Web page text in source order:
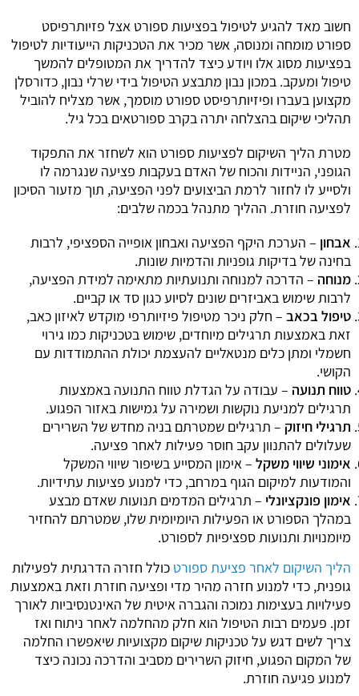
חשוב מאד להגיע לטיפול בפציעות ספורט אצל פזיותרפיסט
ספורט מומחה ומנוסה, אשר מכיר את הטכניקות הייעודיות לטיפול
בפציעות מסוג אלו ויודע כיצד להדריך את המטופלים להמשך
טיפול ומעקב. במכון נבון מתבצע הטיפול בידי שרלי נבון, כדורסלן
מקצוען בעברו ופיזיותרפיסט ספורט מוסמך, אשר מצליח להוביל
תהליכי שיקום בהצלחה יתרה בקרב ספורטאים בכל גיל.
מטרת הליך השיקום לפציעות ספורט הוא לשחזר את התפקוד
הגופני, הניידות והכוח של האדם בעקבות פציעה שנגרמה לו
ולסייע לו לחזור לרמת הביצועים לפני הפציעה, תוך מזעור הסיכון
לפציעה חוזרת. ההליך מתנהל בכמה שלבים:
אבחון – הערכת היקף הפציעה ואבחון אופייה הספציפי, לרבות
בחינה של בדיקות גופניות והדמיות שונות.
מנוחה – הדרכה למנוחה ותנועתיות מתאימה למידת הפציעה,
לרבות שימוש באביזרים שונים לסיוע כגון סד או קביים.
טיפול בכאב – חלק ניכר מטיפול פיזיותרפי מוקדש לאיזון כאב,
זאת באמצעות תרגילים מיוחדים, שימוש בטכניקות כמו גירוי
חשמלי ומתן כלים מנטאליים להעצמת יכולת ההתמודדות עם
הקושי.
טווח תנועה – עבודה על הגדלת טווח התנועה באמצעות
תרגילים למניעת נוקשות ושמירה על גמישות באזור הפגוע.
תרגילי חיזוק – תרגילים שמטרתם בניה מחדש של השרירים
שעלולים להתנוון עקב חוסר פעילות לאחר פציעה.
אימוני שיווי משקל – אימון המסייע בשיפור שיווי המשקל
והמודעות למיקום הגוף במרחב, כדי למנוע פציעות עתידיות.
אימון פונקציונלי – תרגילים המדמים תנועות שאדם מבצע
במהלך הספורט או הפעילות היומיומית שלו, שמטרתם להחזיר
מיומנויות ותנועות ספציפיות לספורט.
הליך השיקום לאחר פציעת ספורט כולל חזרה הדרגתית לפעילות
גופנית, כדי למנוע חזרה מהיר מדי ופציעה חוזרת וזאת באמצעות
פעילויות בעצימות נמוכה והגברה איטית של האינטנסיביות לאורך
זמן. פעמים רבות הטיפול הוא חלק מהחלמה לאחר ניתוח ואז
צריך לשים דגש על טכניקות שיקום מקצועיות שיאפשרו החלמה
של המקום הפגוע, חיזוק השרירים מסביב והדרכה נכונה כיצד
למנוע פגיעה חוזרת.